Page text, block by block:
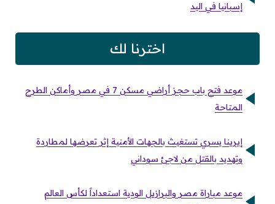
إسبانيا في اليد
اخترنا لك
موعد فتح باب حجز أراضي مسكن 7 في مصر وأماكن الطرح
المتاحة
إيرينا يسري تستغيث بالجهات الأمنية إثر تعرضها لمطاردة
وتهديد بالقتل من لاجئ سوداني
موعد مباراة مصر والبرازيل الودية استعداداً لكأس العالم